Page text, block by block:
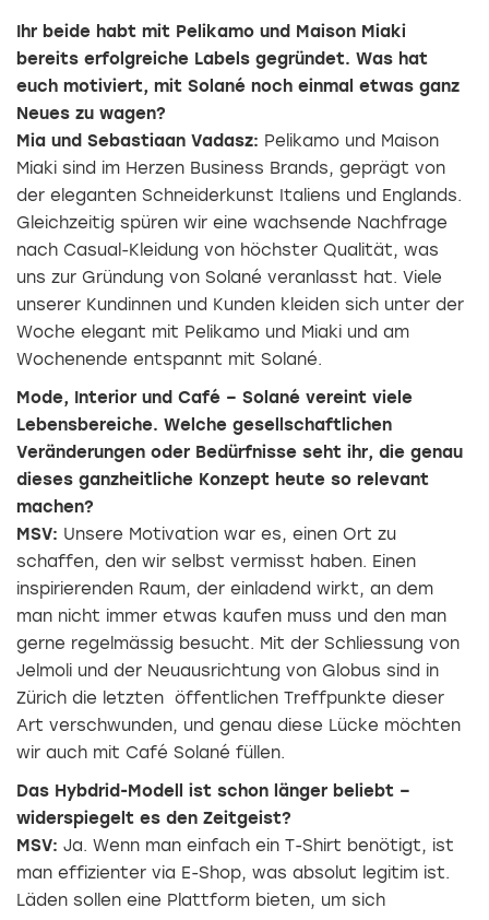
Ihr beide habt mit Pelikamo und Maison Miaki
bereits erfolgreiche Labels gegründet. Was hat
euch motiviert, mit Solané noch einmal etwas ganz
Neues zu wagen?
Mia und Sebastiaan Vadasz: Pelikamo und Maison
Miaki sind im Herzen Business Brands, geprägt von
der eleganten Schneiderkunst Italiens und Englands.
Gleichzeitig spüren wir eine wachsende Nachfrage
nach Casual-Kleidung von höchster Qualität, was
uns zur Gründung von Solané veranlasst hat. Viele
unserer Kundinnen und Kunden kleiden sich unter der
Woche elegant mit Pelikamo und Miaki und am
Wochenende entspannt mit Solané.
Mode, Interior und Café – Solané vereint viele
Lebensbereiche. Welche gesellschaftlichen
Veränderungen oder Bedürfnisse seht ihr, die genau
dieses ganzheitliche Konzept heute so relevant
machen?
MSV: Unsere Motivation war es, einen Ort zu
schaffen, den wir selbst vermisst haben. Einen
inspirierenden Raum, der einladend wirkt, an dem
man nicht immer etwas kaufen muss und den man
gerne regelmässig besucht. Mit der Schliessung von
Jelmoli und der Neuausrichtung von Globus sind in
Zürich die letzten öffentlichen Treffpunkte dieser
Art verschwunden, und genau diese Lücke möchten
wir auch mit Café Solané füllen.
Das Hybdrid-Modell ist schon länger beliebt –
widerspiegelt es den Zeitgeist?
MSV: Ja. Wenn man einfach ein T-Shirt benötigt, ist
man effizienter via E-Shop, was absolut legitim ist.
Läden sollen eine Plattform bieten, um sich